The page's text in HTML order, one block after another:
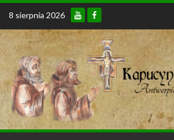
Skip
content
8 sierpnia 2026